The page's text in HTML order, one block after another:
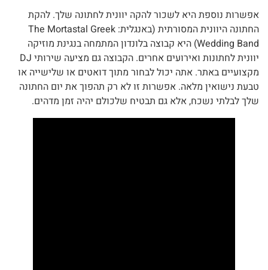
אפשרות נוספת היא לשכור להקה יוונית לחתונה שלך. להקת
החתונה היוונית המסורתית (באנגלית: The Mortastal Greek
Wedding Band) היא קבוצה בלונדון המתמחה בנגינת מוזיקה
יוונית לחתונות ואירועים אחרים. הקבוצה גם מציעה שירותי DJ
מקצועיים באתר. אתה יכול לבחור מתוך דואטים או שלישייה או
טבעת נישואין מלאה. אפשרות זו לא רק תהפוך את יום החתונה
שלך לבלתי נשכח, אלא גם תבטיח שלכולם יהיה זמן מדהים.